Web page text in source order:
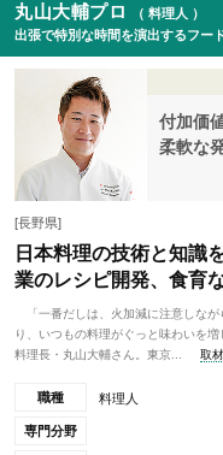
丸山大輔プロ
（ 料理人 ）
出張で特別な時間を演出するフー
付加価
柔軟な
[長野県]
日本料理の技術と知識
業のレシピ開発、食育
「一番だしは、火加減に注意しなが
り、いつもの料理がぐっと味わいを
料理長・丸山大輔さん。東京...
取
職種 料理人
専門分野